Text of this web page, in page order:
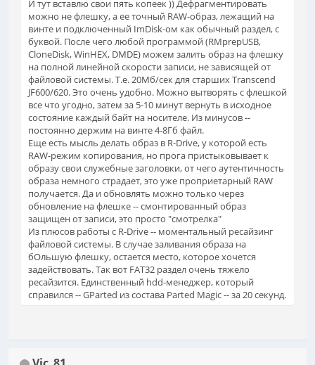
И тут вставлю свои пять копеек )) Дефрагментировать
можно не флешку, а ее точный RAW-образ, лежащий на
винте и подключенный ImDisk-ом как обычный раздел, с
буквой. После чего любой программой (RMprepUSB,
CloneDisk, WinHEX, DMDE) можем залить образ на флешку
на полной линейной скорости записи, не зависящей от
файловой системы. Т.е. 20Мб/сек для старших Transcend
JF600/620. Это очень удобно. Можно вытворять с флешкой
все что угодно, затем за 5-10 минут вернуть в исходное
состояние каждый байт на носителе. Из минусов --
постоянно держим на винте 4-8Гб файл.
Еще есть мысль делать образ в R-Drive, у которой есть
RAW-режим копирования, но прога пристыковывает к
образу свои служебные заголовки, от чего аутентичность
образа немного страдает, это уже проприетарный RAW
получается. Да и обновлять можно только через
обновление на флешке -- смонтированный образ
защищен от записи, это просто "смотрелка"
Из плюсов работы с R-Drive -- моментальный ресайзинг
файловой системы. В случае заливания образа на
бОльшую флешку, остается место, которое хочется
задействовать. Так вот FAT32 раздел очень тяжело
ресайзится. Единственный hdd-менеджер, который
справился -- GParted из состава Parted Magic -- за 20 секунд.